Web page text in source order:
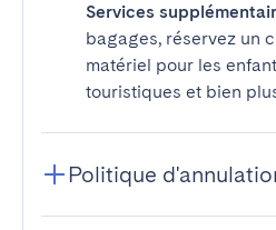
Services
bagages, réservez un
matériel pour les
touristiques et bien
Politique